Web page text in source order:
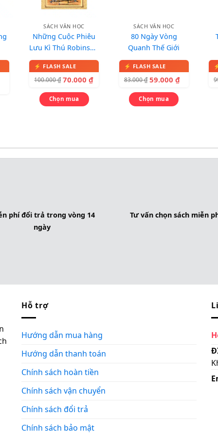
SÁCH VĂN HỌC
Những Cuộc Phiêu
Lưu Kì Thú Robinson
Crusoe
100.000₫ 70.000₫
Chọn mua
SÁCH VĂN HỌC
80 Ngày Vòng
Quanh Thế Giới
83.000₫ 59.000₫
Chọn mua
phí đổi trả trong vòng 14
ngày
Tư vấn chọn sách miễn
Hỗ trợ
Hướng dẫn mua hàng
Hướng dẫn thanh toán
Chính sách hoàn tiền
Chính sách vận chuyển
Chính sách đổi trả
Chính sách bảo mật